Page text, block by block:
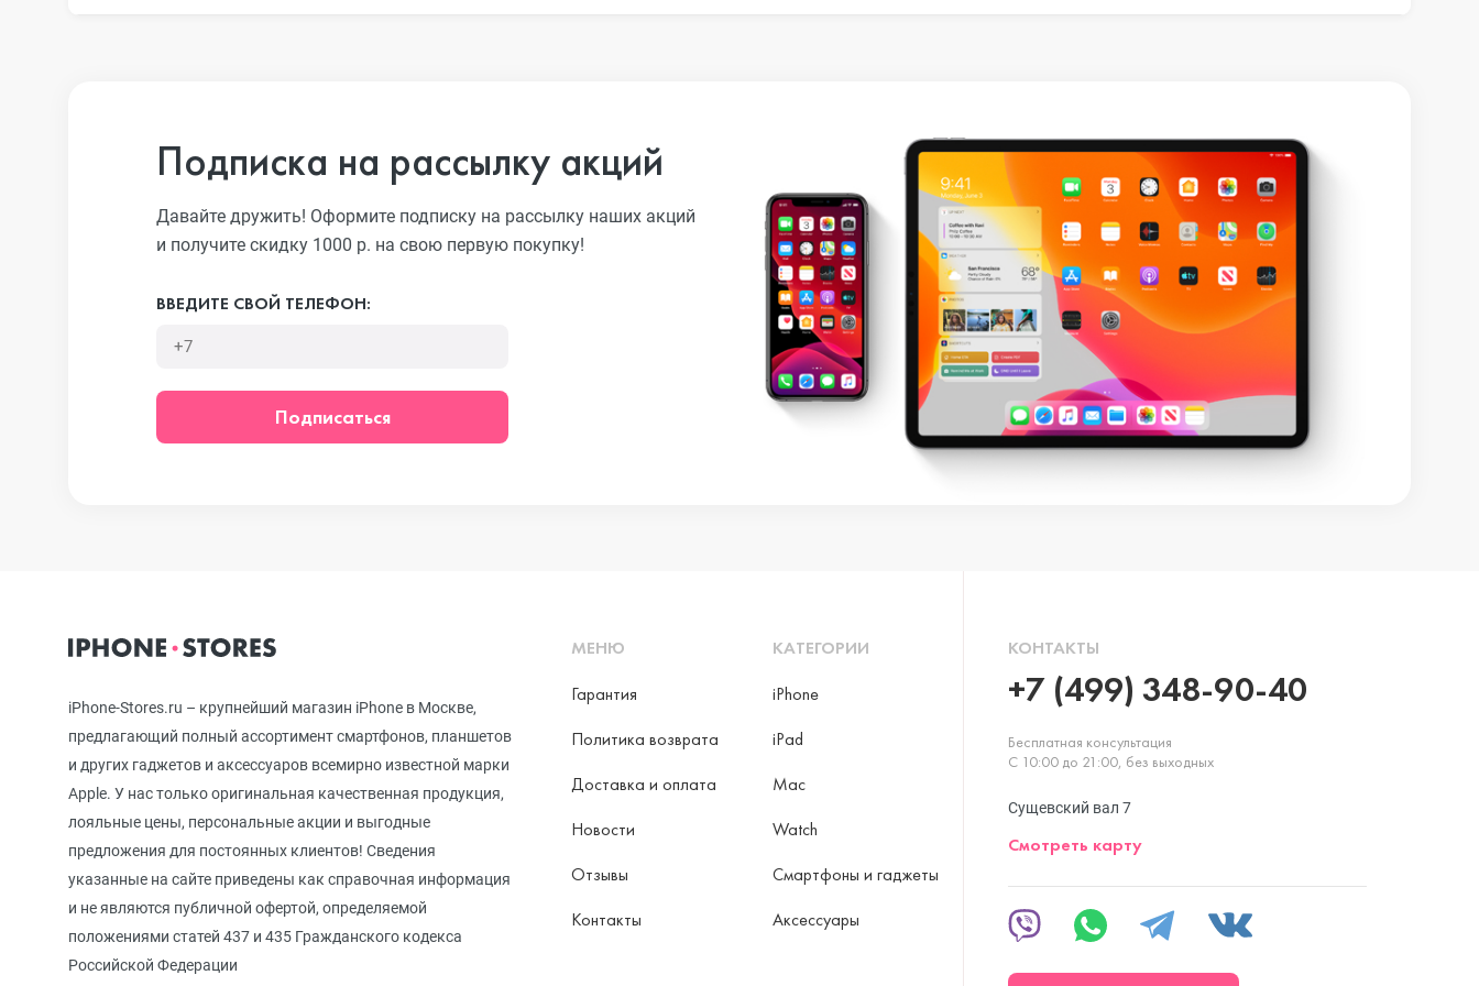
iPhone 11 Pro Max
iPhone 11 Pro
iPhone 11
iPhone XS Max
Подписка на рассылку акций
Давайте дружить! Оформите подписку на рассылку наших акций
и получите скидку 1000 р. на свою первую покупку!
ВВЕДИТЕ СВОЙ ТЕЛЕФОН:
Подписаться
iPhone-Stores.ru – крупнейший магазин iPhone в Москве,
предлагающий полный ассортимент смартфонов, планшетов
и других гаджетов и аксессуаров всемирно известной марки
Apple. У нас только оригинальная качественная продукция,
лояльные цены, персональные акции и выгодные
предложения для постоянных клиентов! Сведения
указанные на сайте приведены как справочная информация
и не являются публичной офертой, определяемой
положениями статей 437 и 435 Гражданского кодекса
Российской Федерации
МЕНЮ
Гарантия
Политика возврата
Доставка и оплата
Новости
Отзывы
Контакты
КАТЕГОРИИ
iPhone
iPad
Mac
Watch
Смартфоны и гаджеты
Аксессуары
КОНТАКТЫ
+7 (499) 348-90-40
Бесплатная консультация
С 10:00 до 21:00, без выходных
Сущевский вал 7
Смотреть карту